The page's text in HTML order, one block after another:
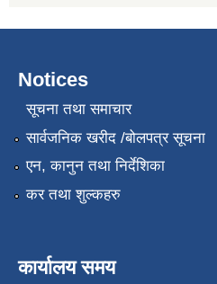
Notices
सूचना तथा समाचार
सार्वजनिक खरीद /बोलपत्र सूचना
एन, कानुन तथा निर्देशिका
कर तथा शुल्कहरु
कार्यालय समय